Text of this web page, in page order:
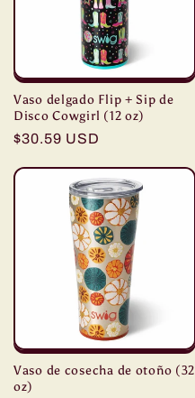
Vaso delgado Flip + Sip de
Disco Cowgirl (12 oz)
Precio
$30.59 USD
Vaso de cosecha de otoño (32
oz)